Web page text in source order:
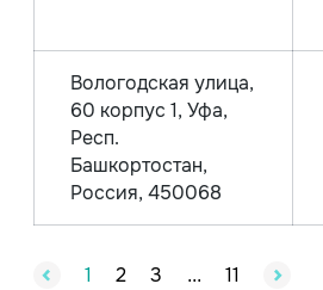
Вологодская улица,
60 корпус 1, Уфа,
Респ.
Башкортостан,
Россия, 450068
1 2 3 ... 11